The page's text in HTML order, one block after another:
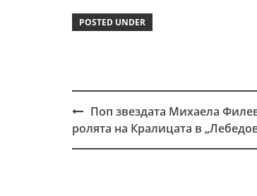
POSTED UNDER
Post
navigation
Поп звездата Михаела
ролята на Кралицата в